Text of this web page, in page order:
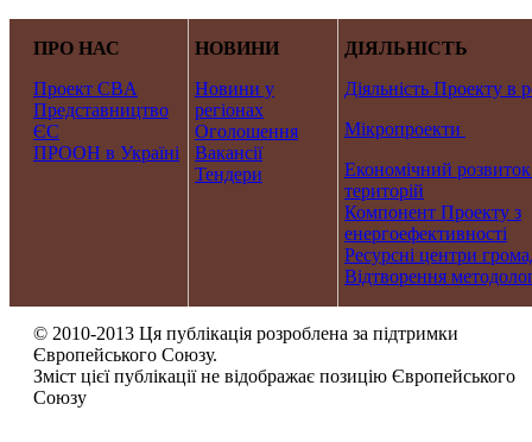
ПРО НАС
Проект CBA
Представництво
ЄС
ПРООН в Україні
НОВИНИ
Новини у
регіонах
Оголошення
Вакансії
Тендери
ДІЯЛЬНІСТЬ
Діяльність Проекту в
Мікропроекти
Економічний розвиток
територій
Компонент Проекту з
енергоефективності
Ресурсні центри
Відтворення
© 2010-2013 Ця публікація розроблена за підтримки
Європейського Союзу.
Зміст цієї публікації не відображає позицію Європейського
Союзу